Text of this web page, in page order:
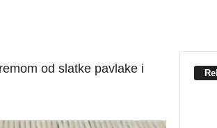
od slatke pavlake i